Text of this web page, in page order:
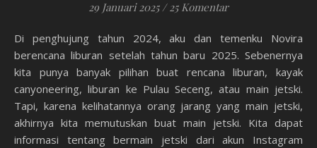
29 Januari 2025 / 25 Komentar
Di penghujung tahun 2024, aku dan temenku Novira
berencana liburan setelah tahun baru 2025. Sebenernya
kita punya banyak pilihan buat rencana liburan, kayak
canyoneering, liburan ke Pulau Seceng, atau main jetski.
Tapi, karena kelihatannya orang jarang yang main jetski,
akhirnya kita memutuskan buat main jetski. Kita dapat
informasi tentang bermain jetski dari akun Instagram